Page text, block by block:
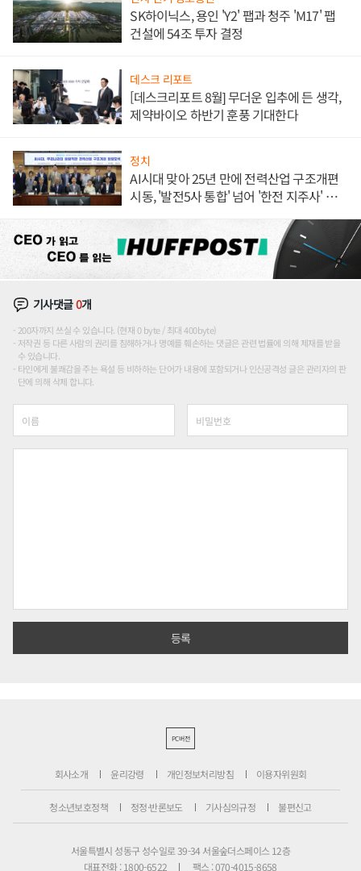
SK하이닉스, 용인 'Y2' 팹과 청주 'M17' 팹
건설에 54조 투자 결정
데스크 리포트
[데스크리포트 8월] 무더운 입추에 든 생각,
제약바이오 하반기 훈풍 기대한다
정치
AI시대 맞아 25년 만에 전력산업 구조개편
시동, '발전5사 통합' 넘어 '한전 지주사' 재편
기사댓글0개
200자까지 쓰실 수 있습니다. (현재 0 byte / 최대 400byte)
저작권 등 다른 사람의 권리를 침해하거나 명예를 훼손하는 댓글은 관련 법률에 의해 제재를 받을
수 있습니다.
타인에게 불쾌감을 주는 욕설 등 비하하는 단어가 내용에 포함되거나 인신공격성 글은 관리자의 판
단에 의해 삭제 합니다.
PC버전
회사소개 윤리강령 개인정보처리방침 이용자위원회
청소년보호정책 정정·반론보도 기사심의규정 불편신고
서울특별시 성동구 성수일로 39-34 서울숲더스페이스 12층
대표전화 : 1800-6522
팩스 : 070-4015-8658